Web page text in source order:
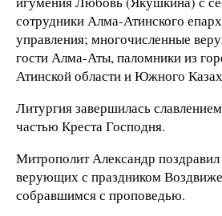
сотрудники Алма-Атинского
управления; многочисленные
гости Алма-Аты, паломники из
Атинской области и Южного
Литургия завершилась
частью Креста Господня.
Митрополит Александр
верующих с праздником
собравшимся с проповедью.